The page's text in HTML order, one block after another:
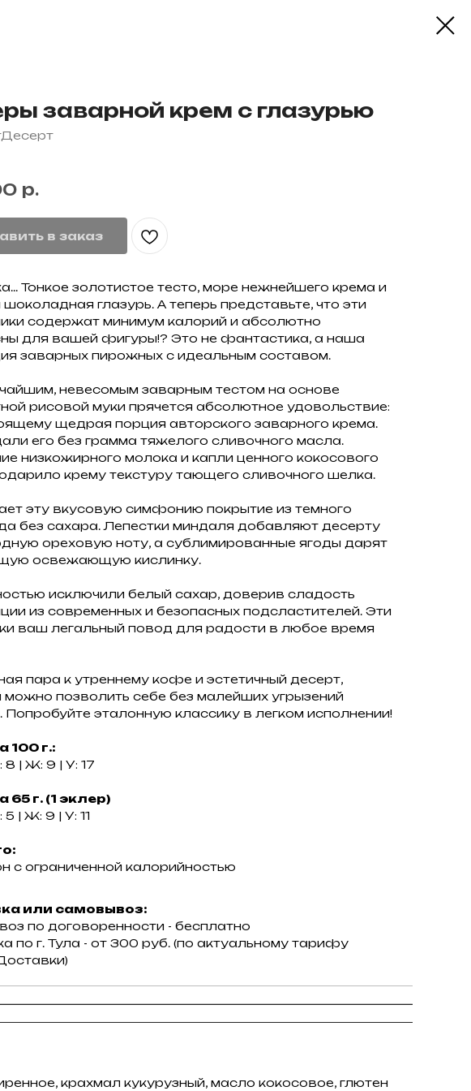
заварной крем с глазурью
р.
в заказ
Тонкое золотистое тесто, море нежнейшего крема и
глазурь. А теперь представьте, что эти
содержат минимум калорий и абсолютно
для вашей фигуры!? Это не фантастика, а наша
заварных пирожных с идеальным составом.
невесомым заварным тестом на основе
рисовой муки прячется абсолютное удовольствие:
щедрая порция авторского заварного крема.
его без грамма тяжелого сливочного масла.
низкожирного молока и капли ценного кокосового
крему текстуру тающего сливочного шелка.
эту вкусовую симфонию покрытие из темного
без сахара. Лепестки миндаля добавляют десерту
ореховую ноту, а сублимированные ягоды дарят
освежающую кислинку.
исключили белый сахар, доверив сладость
из современных и безопасных подсластителей. Эти
ваш легальный повод для радости в любое время
пара к утреннему кофе и эстетичный десерт,
можно позволить себе без малейших угрызений
Попробуйте эталонную классику в легком исполнении!
100 г.:
8 | Ж: 9 | У: 17
65 г. (1 эклер)
5 | Ж: 9 | У: 11
с ограниченной калорийностью
или самовывоз:
по договоренности - бесплатно
по г. Тула - от 300 руб. (по актуальному тарифу
крахмал кукурузный, масло кокосовое, глютен